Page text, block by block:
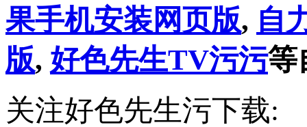
果手机安装网页版, 自
版, 好色先生TV污污等
关注好色先生污下载: